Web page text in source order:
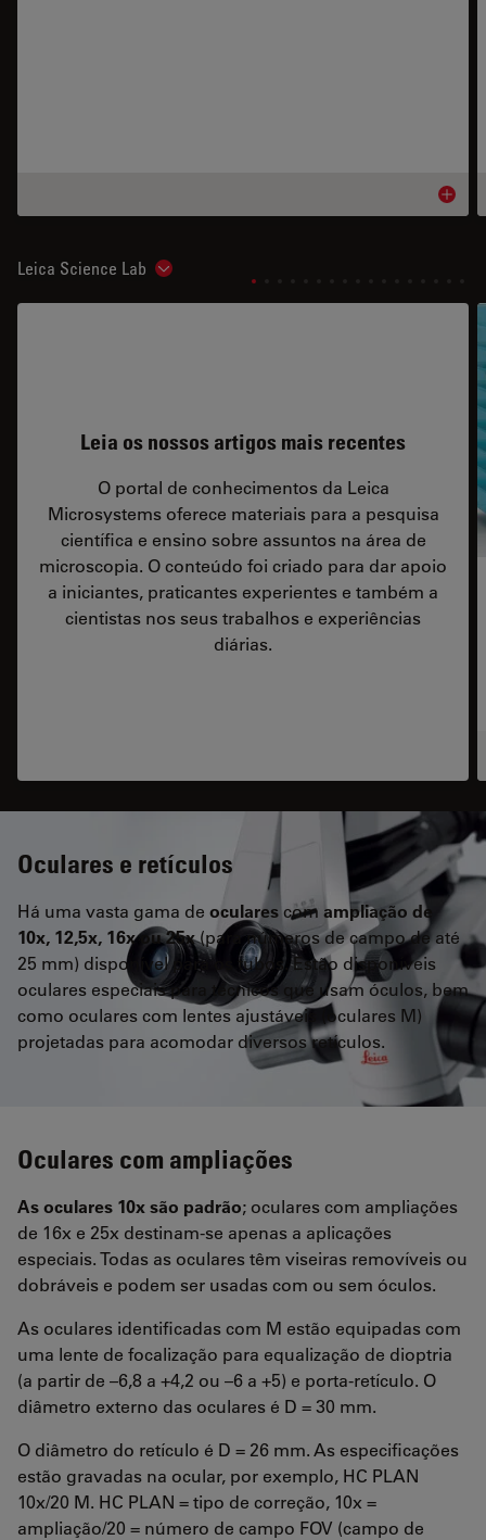
Leica Science Lab Show subnavigation
Leia os nossos artigos mais recentes
O portal de conhecimentos da Leica
Microsystems oferece materiais para a pesquisa
científica e ensino sobre assuntos na área de
microscopia. O conteúdo foi criado para dar apoio
a iniciantes, praticantes experientes e também a
cientistas nos seus trabalhos e experiências
diárias.
Oculares e retículos
Há uma vasta gama de ocularescom ampliação de
10x, 12,5x, 16x ou 25x(para números de campo de até
25 mm) disponível para os tubos. Estão disponíveis
oculares especiais para técnicos que usam óculos, bem
como oculares com lentes ajustáveis (oculares M)
projetadas para acomodar diversos retículos.
Oculares com ampliações
As oculares 10x são padrão; oculares com ampliações
de 16x e 25x destinam-se apenas a aplicações
especiais. Todas as oculares têm viseiras removíveis ou
dobráveis e podem ser usadas com ou sem óculos.
As oculares identificadas com M estão equipadas com
uma lente de focalização para equalização de dioptria
(a partir de –6,8 a +4,2 ou –6 a +5) e porta-retículo. O
diâmetro externo das oculares é D = 30 mm.
O diâmetro do retículo é D = 26 mm. As especificações
estão gravadas na ocular, por exemplo, HC PLAN
10x/20 M. HC PLAN = tipo de correção, 10x =
ampliação/20 = número de campo FOV (campo de